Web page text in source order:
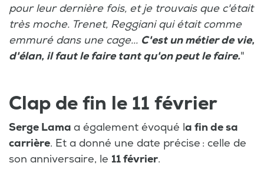
pour leur dernière fois, et je trouvais que c'était
très moche. Trenet, Reggiani qui était comme
emmuré dans une cage... C'est un métier de vie,
d'élan, il faut le faire tant qu'on peut le faire."
Clap de fin le 11 février
Serge Lama a également évoqué la fin de sa
carrière. Et a donné une date précise : celle de
son anniversaire, le 11 février.